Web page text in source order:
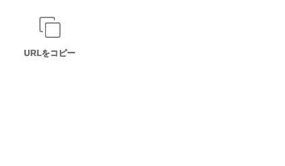
URLをコピー